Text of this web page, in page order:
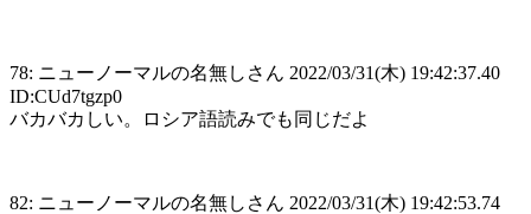
78: ニューノーマルの名無しさん 2022/03/31(木) 19:42:37.40
ID:CUd7tgzp0
バカバカしい。ロシア語読みでも同じだよ
82: ニューノーマルの名無しさん 2022/03/31(木) 19:42:53.74